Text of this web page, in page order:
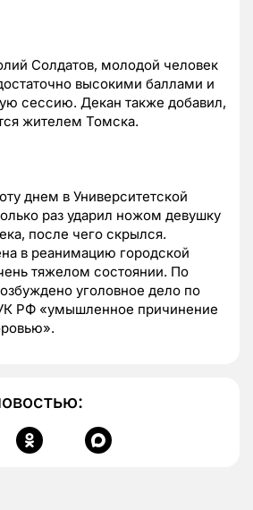
Солдатов, молодой человек
высокими баллами и
сессию. Декан также добавил,
жителем Томска.
днем в Университетской
раз ударил ножом девушку
после чего скрылся.
в реанимацию городской
тяжелом состоянии. По
уголовное дело по
УК РФ «умышленное причинение